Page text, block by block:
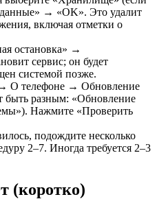
→ «OK». Это удалит
включая отметки о
остановка» →
сервис; он будет
системой позже.
О телефоне → Обновление
быть разным: «Обновление
Нажмите «Проверить
подождите несколько
2–7. Иногда требуется 2–3
(коротко)